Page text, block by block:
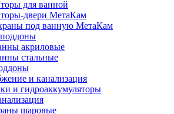
для ванной
двери МетаКам
под ванную МетаКам
акриловые
стальные
и канализация
и гидроаккумуляторы
шаровые